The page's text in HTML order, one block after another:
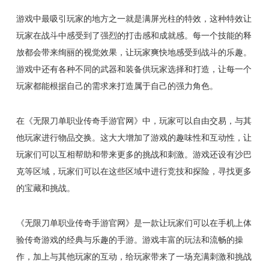
游戏中最吸引玩家的地方之一就是满屏光柱的特效，这种特效让
玩家在战斗中感受到了强烈的打击感和成就感。每一个技能的释
放都会带来绚丽的视觉效果，让玩家爽快地感受到战斗的乐趣。
游戏中还有各种不同的武器和装备供玩家选择和打造，让每一个
玩家都能根据自己的需求来打造属于自己的强力角色。
在《无限刀单职业传奇手游官网》中，玩家可以自由交易，与其
他玩家进行物品交换。这大大增加了游戏的趣味性和互动性，让
玩家们可以互相帮助和带来更多的挑战和刺激。游戏还设有沙巴
克等区域，玩家们可以在这些区域中进行竞技和探险，寻找更多
的宝藏和挑战。
《无限刀单职业传奇手游官网》是一款让玩家们可以在手机上体
验传奇游戏的经典与乐趣的手游。游戏丰富的玩法和流畅的操
作，加上与其他玩家的互动，给玩家带来了一场充满刺激和挑战